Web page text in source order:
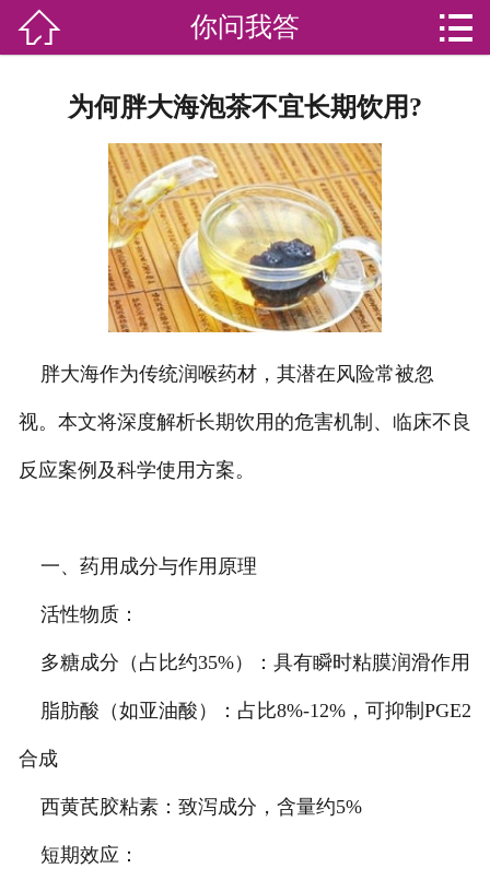
加盟苏家联
荣誉资质
家政资讯
你问我答
关于我们
 你问我答 
为何胖大海泡茶不宜长期饮用?
胖大海作为传统润喉药材，其潜在风险常被忽
视。本文将深度解析长期饮用的危害机制、临床不良
反应案例及科学使用方案。
一、药用成分与作用原理
活性物质：
多糖成分（占比约35%）：具有瞬时粘膜润滑作用
脂肪酸（如亚油酸）：占比8%-12%，可抑制PGE2
合成
西黄芪胶粘素：致泻成分，含量约5%
短期效应：